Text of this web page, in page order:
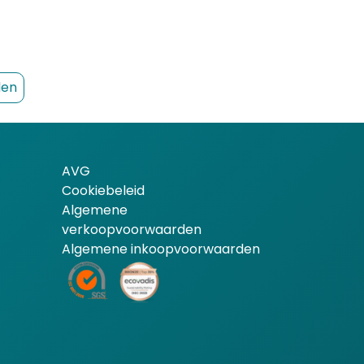
AVG
Cookiebeleid
Algemene
verkoopvoorwaarden
Algemene inkoopvoorwaarden